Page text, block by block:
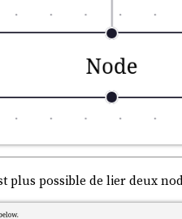
plus possible de lier deux